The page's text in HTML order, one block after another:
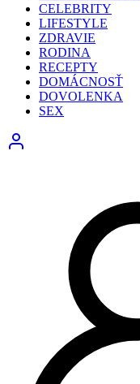
CELEBRITY
LIFESTYLE
ZDRAVIE
RODINA
RECEPTY
DOMÁCNOSŤ
DOVOLENKA
SEX